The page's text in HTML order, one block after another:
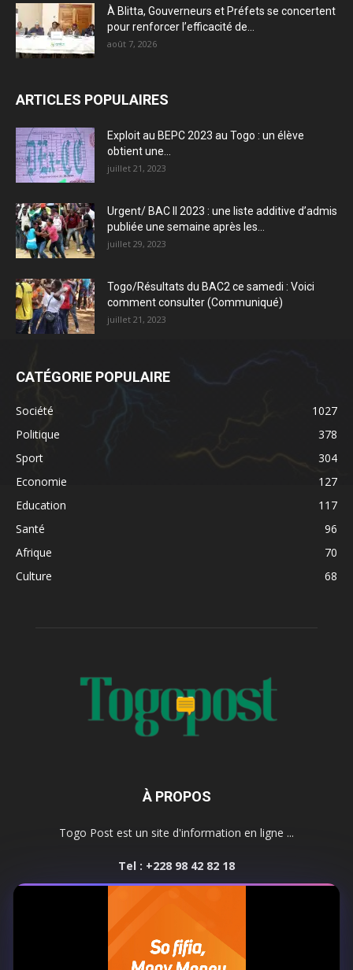
À Blitta, Gouverneurs et Préfets se concertent
pour renforcer l’efficacité de...
août 7, 2026
ARTICLES POPULAIRES
Exploit au BEPC 2023 au Togo : un élève
obtient une...
juillet 21, 2023
Urgent/ BAC II 2023 : une liste additive d’admis
publiée une semaine après les...
juillet 29, 2023
Togo/Résultats du BAC2 ce samedi : Voici
comment consulter (Communiqué)
juillet 21, 2023
CATÉGORIE POPULAIRE
Société
1027
Politique
378
Sport
304
Economie
127
Education
117
Santé
96
Afrique
70
Culture
68
À PROPOS
Togo Post est un site d'information en ligne ...
Tel : +228 98 42 82 18
SUIVEZ NOUS